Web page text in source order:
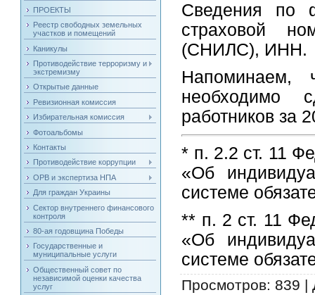
ПРОЕКТЫ
Реестр свободных земельных
участков и помещений
Каникулы
Противодействие терроризму и
экстремизму
Открытые данные
Ревизионная комиссия
Избирательная комиссия
Фотоальбомы
Контакты
Противодействие коррупции
ОРВ и экспертиза НПА
Для граждан Украины
Сектор внутреннего финансового
контроля
80-ая годовщина Победы
Государственные и
муниципальные услуги
Общественный совет по
независимой оценки качества
услуг
Сведения по
страховой
(СНИЛС), ИНН.
необходимо
работников за
* п. 2.2 ст. 11
«Об
системе
** п. 2 ст. 11
«Об
системе
Просмотров: 839 |